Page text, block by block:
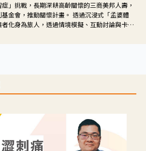
」挑戰，長期深耕高齡關懷的三商美邦人壽，
動關懷計畫。 透過沉浸式「孟婆體
化身為旅人，透過情境模擬、互動討論與卡牌